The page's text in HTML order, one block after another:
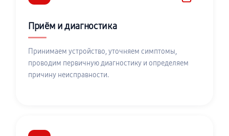
Приём и диагностика
Принимаем устройство, уточняем симптомы,
проводим первичную диагностику и определяем
причину неисправности.